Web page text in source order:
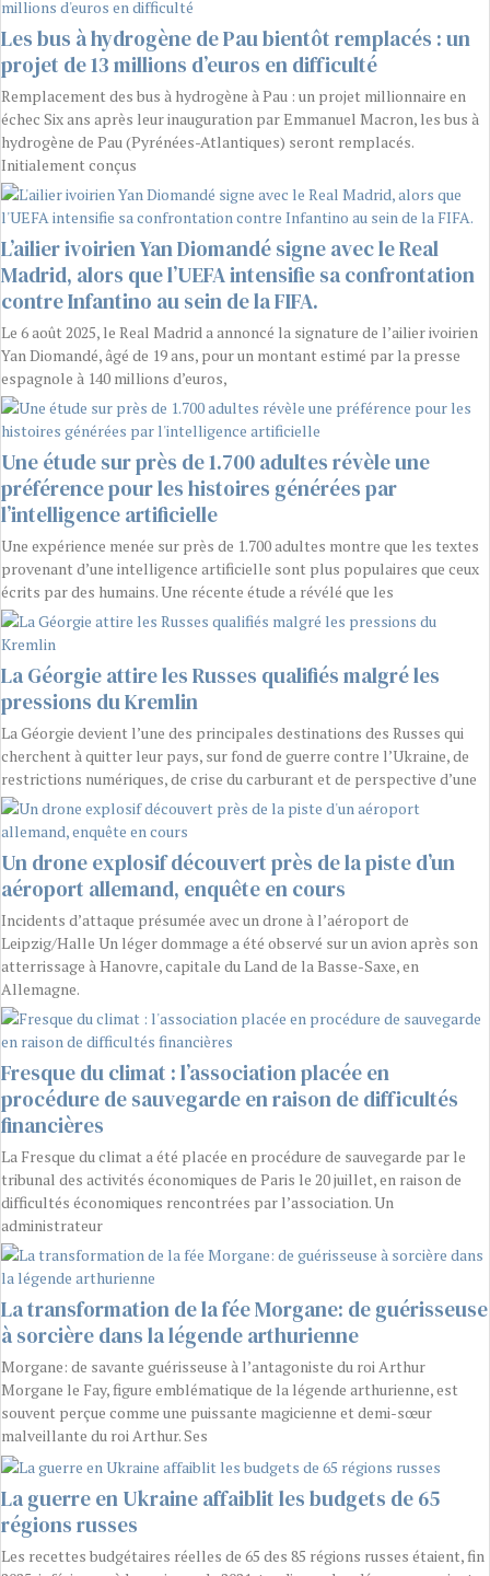
Les bus à hydrogène de Pau bientôt remplacés : un
projet de 13 millions d’euros en difficulté
Remplacement des bus à hydrogène à Pau : un projet millionnaire en
échec Six ans après leur inauguration par Emmanuel Macron, les bus à
hydrogène de Pau (Pyrénées-Atlantiques) seront remplacés.
Initialement conçus
L’ailier ivoirien Yan Diomandé signe avec le Real
Madrid, alors que l’UEFA intensifie sa confrontation
contre Infantino au sein de la FIFA.
Le 6 août 2025, le Real Madrid a annoncé la signature de l’ailier ivoirien
Yan Diomandé, âgé de 19 ans, pour un montant estimé par la presse
espagnole à 140 millions d’euros,
Une étude sur près de 1.700 adultes révèle une
préférence pour les histoires générées par
l’intelligence artificielle
Une expérience menée sur près de 1.700 adultes montre que les textes
provenant d’une intelligence artificielle sont plus populaires que ceux
écrits par des humains. Une récente étude a révélé que les
La Géorgie attire les Russes qualifiés malgré les
pressions du Kremlin
La Géorgie devient l’une des principales destinations des Russes qui
cherchent à quitter leur pays, sur fond de guerre contre l’Ukraine, de
restrictions numériques, de crise du carburant et de perspective d’une
Un drone explosif découvert près de la piste d’un
aéroport allemand, enquête en cours
Incidents d’attaque présumée avec un drone à l’aéroport de
Leipzig/Halle Un léger dommage a été observé sur un avion après son
atterrissage à Hanovre, capitale du Land de la Basse-Saxe, en
Allemagne.
Fresque du climat : l’association placée en
procédure de sauvegarde en raison de difficultés
financières
La Fresque du climat a été placée en procédure de sauvegarde par le
tribunal des activités économiques de Paris le 20 juillet, en raison de
difficultés économiques rencontrées par l’association. Un
administrateur
La transformation de la fée Morgane: de guérisseuse
à sorcière dans la légende arthurienne
Morgane: de savante guérisseuse à l’antagoniste du roi Arthur
Morgane le Fay, figure emblématique de la légende arthurienne, est
souvent perçue comme une puissante magicienne et demi-sœur
malveillante du roi Arthur. Ses
La guerre en Ukraine affaiblit les budgets de 65
régions russes
Les recettes budgétaires réelles de 65 des 85 régions russes étaient, fin